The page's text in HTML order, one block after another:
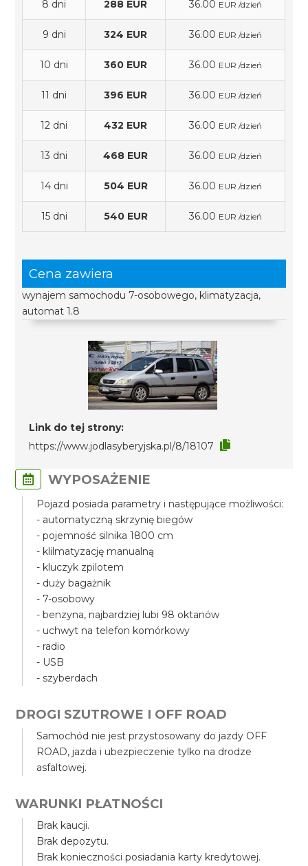
8 dni 288 EUR 36.00 EUR /dzień
9 dni 324 EUR 36.00 EUR /dzień
10 dni 360 EUR 36.00 EUR /dzień
11 dni 396 EUR 36.00 EUR /dzień
12 dni 432 EUR 36.00 EUR /dzień
13 dni 468 EUR 36.00 EUR /dzień
14 dni 504 EUR 36.00 EUR /dzień
15 dni 540 EUR 36.00 EUR /dzień
Cena zawiera
wynajem samochodu 7-osobowego, klimatyzacja,
automat 1.8
Link do tej strony:
https://www.jodlasyberyjska.pl/8/18107
WYPOSAŻENIE
Pojazd posiada parametry i następujące możliwości:
- automatyczną skrzynię biegów
- pojemność silnika 1800 cm
- klilmatyzację manualną
- kluczyk zpilotem
- duży bagażnik
- 7-osobowy
- benzyna, najbardziej lubi 98 oktanów
- uchwyt na telefon komórkowy
- radio
- USB
- szyberdach
DROGI SZUTROWE I OFF ROAD
Samochód nie jest przystosowany do jazdy OFF
ROAD, jazda i ubezpieczenie tylko na drodze
asfaltowej.
WARUNKI PŁATNOŚCI
Brak kaucji.
Brak depozytu.
Brak konieczności posiadania karty kredytowej.